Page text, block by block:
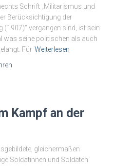
Schrift „Militarismus und
Berücksichtigung der
(1907)“ vergangen sind, ist sein
was seine politischen als auch
Für Weiterlesen
Kampf an der
gleichermaßen
Soldatinnen und Soldaten